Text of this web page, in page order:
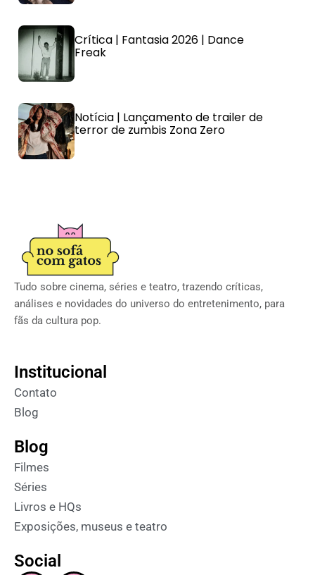
Crítica | Fantasia 2026 | Dance
Freak
Notícia | Lançamento de trailer de
terror de zumbis Zona Zero
Tudo sobre cinema, séries e teatro, trazendo críticas,
análises e novidades do universo do entretenimento, para
fãs da cultura pop.
Institucional
Contato
Blog
Blog
Filmes
Séries
Livros e HQs
Exposições, museus e teatro
Social